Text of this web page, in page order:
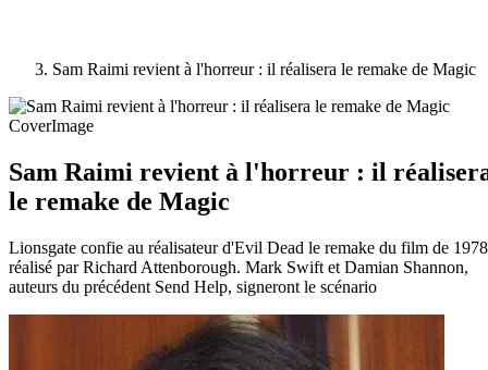
Sam Raimi revient à l'horreur : il réalisera le remake de Magic
Sam Raimi revient à l'horreur : il
le remake de Magic
Lionsgate confie au réalisateur d'Evil Dead le remake du film de 1978
réalisé par Richard Attenborough. Mark Swift et Damian Shannon,
auteurs du précédent Send Help, signeront le scénario